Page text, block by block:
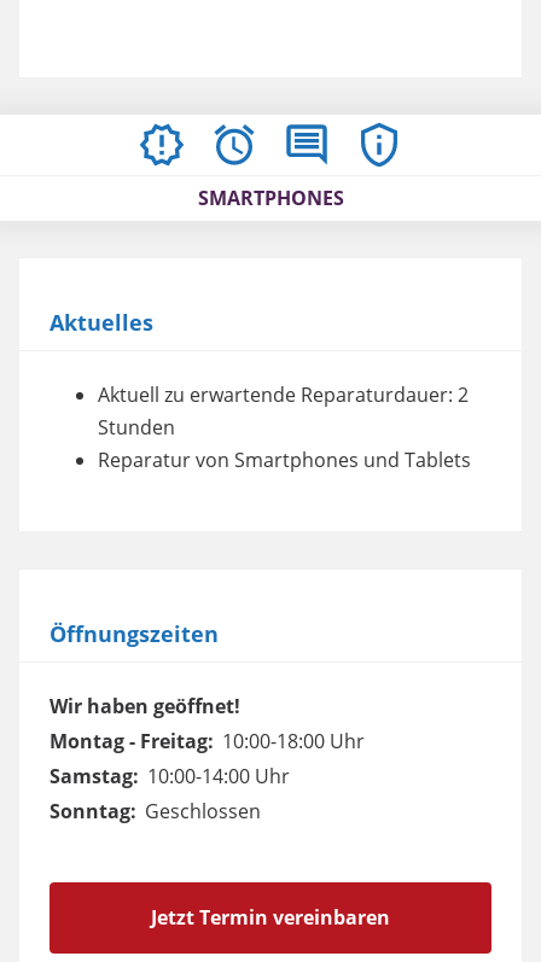
AKTUELLESÖFFNUNGSZEITEN
BEWERTUNGEN
IMPRESSUM
/
SMARTPHONES
Aktuelles
Aktuell zu erwartende Reparaturdauer: 2
Stunden
Reparatur von Smartphones und Tablets
Öffnungszeiten
Wir haben geöffnet!
Montag - Freitag: 10:00-18:00 Uhr
Samstag: 10:00-14:00 Uhr
Sonntag: Geschlossen
Jetzt Termin vereinbaren